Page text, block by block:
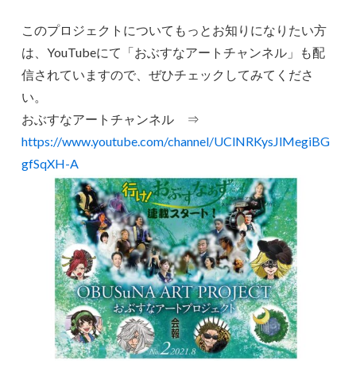
このプロジェクトについてもっとお知りになりたい方
は、YouTubeにて「おぶすなアートチャンネル」も配
信されていますので、ぜひチェックしてみてくださ
い。
おぶすなアートチャンネル ⇒
https://www.youtube.com/channel/UClNRKysJlMegiBG
gfSqXH-A